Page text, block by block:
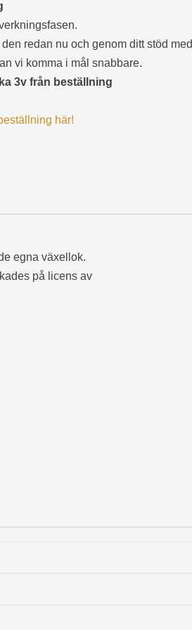
redan nu och genom ditt stöd med
vi komma i mål snabbare.
3v från beställning
här!
egna växellok.
på licens av